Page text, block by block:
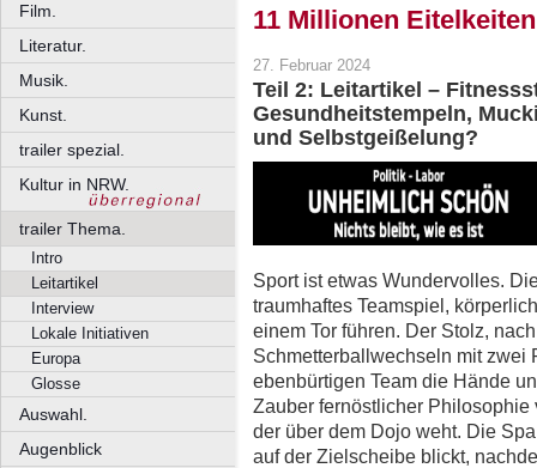
Film.
Literatur.
Musik.
Kunst.
trailer spezial.
Kultur in NRW.
trailer Thema.
Intro
Leitartikel
Interview
Lokale Initiativen
Europa
Glosse
Auswahl.
Augenblick
11 Millionen Eitelkeiten
27. Februar 2024
Teil 2: Leitartikel –
Gesundheitstempeln,
und Selbstgeißelung?
Sport ist etwas Wundervolles.
traumhaftes Teamspiel,
einem Tor führen. Der Stolz,
Schmetterballwechseln mit zwei
ebenbürtigen Team die Hände
Zauber fernöstlicher
der über dem Dojo weht. Die
auf der Zielscheibe blickt,